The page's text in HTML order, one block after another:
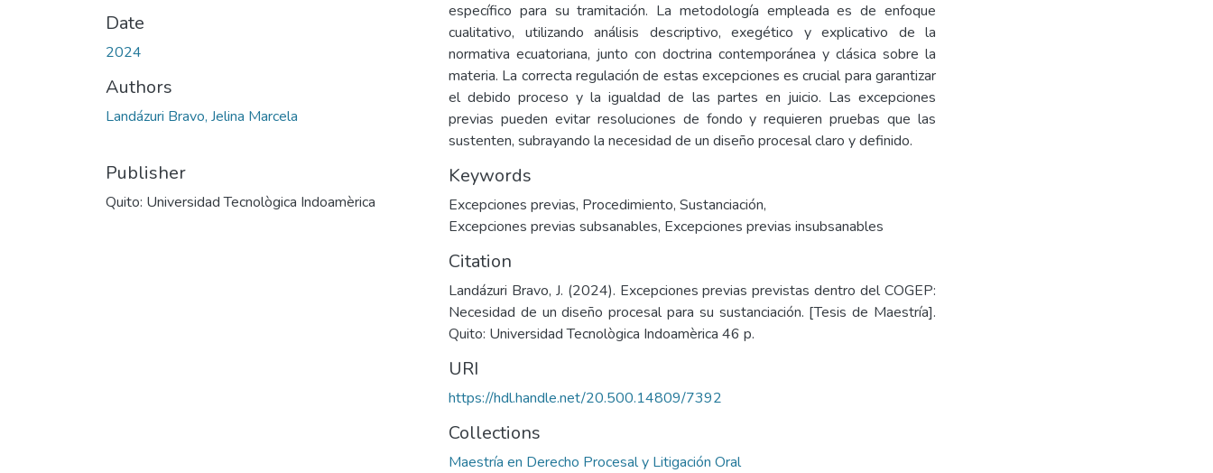
Date
2024
Authors
Landázuri Bravo, Jelina Marcela
Publisher
Quito: Universidad Tecnològica Indoamèrica
específico para su tramitación. La metodología empleada es de enfoque
cualitativo, utilizando análisis descriptivo, exegético y explicativo de la
normativa ecuatoriana, junto con doctrina contemporánea y clásica sobre la
materia. La correcta regulación de estas excepciones es crucial para garantizar
el debido proceso y la igualdad de las partes en juicio. Las excepciones
previas pueden evitar resoluciones de fondo y requieren pruebas que las
sustenten, subrayando la necesidad de un diseño procesal claro y definido.
Keywords
Excepciones previas, Procedimiento, Sustanciación,
Excepciones previas subsanables, Excepciones previas insubsanables
Citation
Landázuri Bravo, J. (2024). Excepciones previas previstas dentro del COGEP:
Necesidad de un diseño procesal para su sustanciación. [Tesis de Maestría].
Quito: Universidad Tecnològica Indoamèrica 46 p.
URI
https://hdl.handle.net/20.500.14809/7392
Collections
Maestría en Derecho Procesal y Litigación Oral